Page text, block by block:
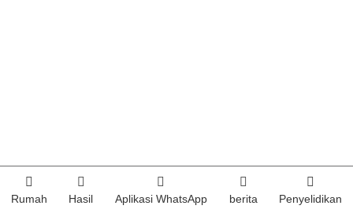
Rumah Hasil Aplikasi WhatsApp berita Penyelidikan